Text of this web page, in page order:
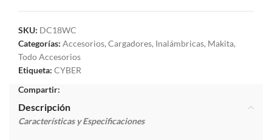
SKU: DC18WC
Categorías: Accesorios, Cargadores, Inalámbricas, Makita,
Todo Accesorios
Etiqueta: CYBER
Compartir:
Descripción
Características y Especificaciones